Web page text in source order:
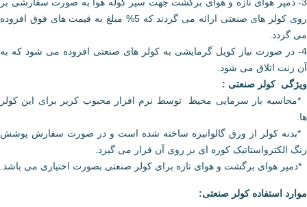
روی کولر های صنعتی ارائه می گردند که 5% مبلغ به قیمت های فوق افزوده
می گردد.
4- در صورت نیاز کویل گرمایشی به کولر های صنعتی افزوده می شود که به
آن زنت اتلاق می شود.
ویژگی کولر صنعتی :
*محاسبه بار سرمایی محیط توسط نرم افزار محبوب کریر برای این کولر
ها.
*بدنه کولر از ورق گالوانیزه ساخته شده است و در صورت سفارش پوشش
رنگ الکترواستاتیک کوره ای بر روی آن قرار می گیرد.
*دمپر هوای برگشت و هوای تازه برای کولر صنعتی بصورت اختیاری می باشد.
موارد استفاده کولر صنعتی: